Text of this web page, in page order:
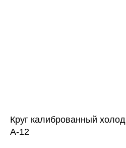
Круг калиброванный
А-12